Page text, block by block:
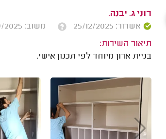
רוני ג. יבנה.
אשרור: 25/12/2025
משוב: 26/09/2025
תיאור השירות:
בניית ארון מיוחד לפי תכנון אישי.